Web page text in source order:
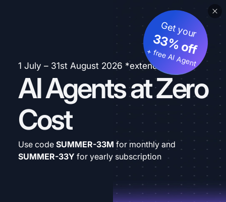
1 July – 31st August 2026 *extended
AI Agents at Zero
Cost
Get your
33% off
+ free AI Agent
Use code SUMMER-33M for monthly and
SUMMER-33Y for yearly subscription